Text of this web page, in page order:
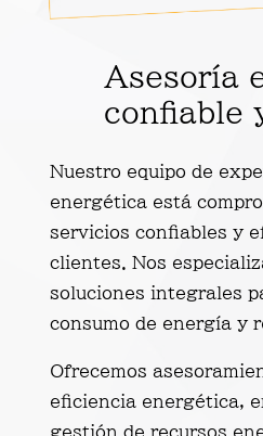
Asesoría
confiable
Nuestro equipo de
energética está
servicios confiables y
clientes. Nos
soluciones integrales
consumo de energía y
Ofrecemos
eficiencia energética,
gestión de recursos